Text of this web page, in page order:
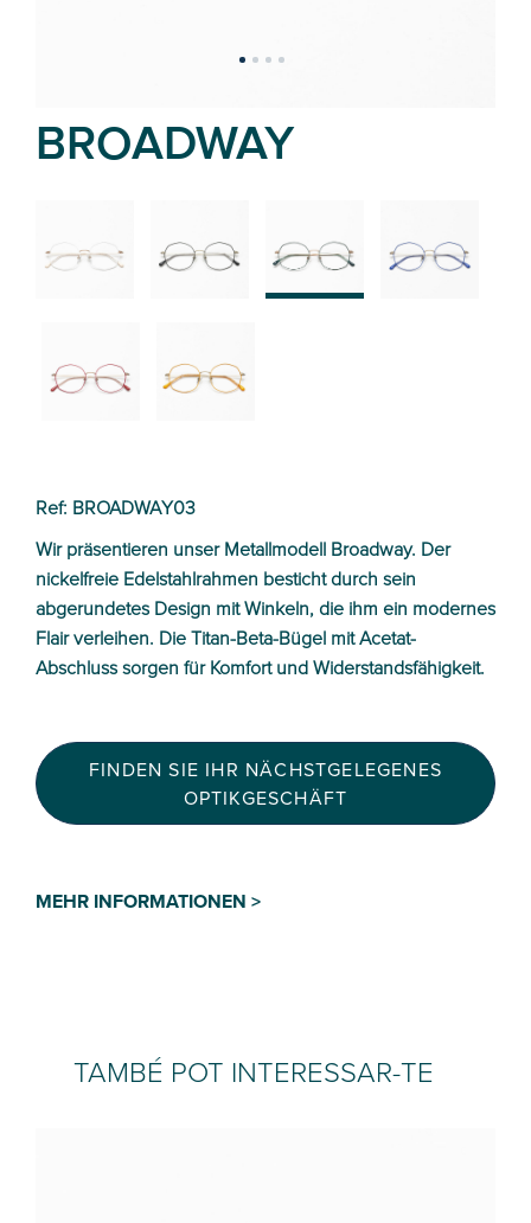
BROADWAY
Ref: BROADWAY03
Wir präsentieren unser Metallmodell Broadway. Der
nickelfreie Edelstahlrahmen besticht durch sein
abgerundetes Design mit Winkeln, die ihm ein modernes
Flair verleihen. Die Titan-Beta-Bügel mit Acetat-
Abschluss sorgen für Komfort und Widerstandsfähigkeit.
FINDEN SIE IHR NÄCHSTGELEGENES
OPTIKGESCHÄFT
MEHR INFORMATIONEN >
TAMBÉ POT INTERESSAR-TE